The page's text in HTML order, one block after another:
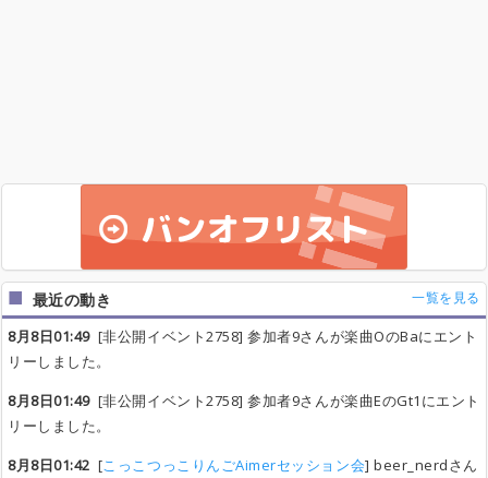
最近の動き 一覧を見る
8月8日01:49[非公開イベント2758] 参加者9さんが楽曲OのBaにエント
リーしました。
8月8日01:49[非公開イベント2758] 参加者9さんが楽曲EのGt1にエント
リーしました。
8月8日01:42 [こっこつっこりんごAimerセッション会] beer_nerdさん